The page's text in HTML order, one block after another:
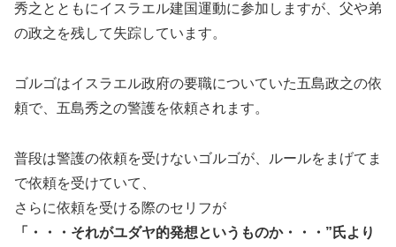
秀之とともにイスラエル建国運動に参加しますが、父や弟
の政之を残して失踪しています。
ゴルゴはイスラエル政府の要職についていた五島政之の依
頼で、五島秀之の警護を依頼されます。
普段は警護の依頼を受けないゴルゴが、ルールをまげてま
で依頼を受けていて、
さらに依頼を受ける際のセリフが
「・・・それがユダヤ的発想というものか・・・”氏より